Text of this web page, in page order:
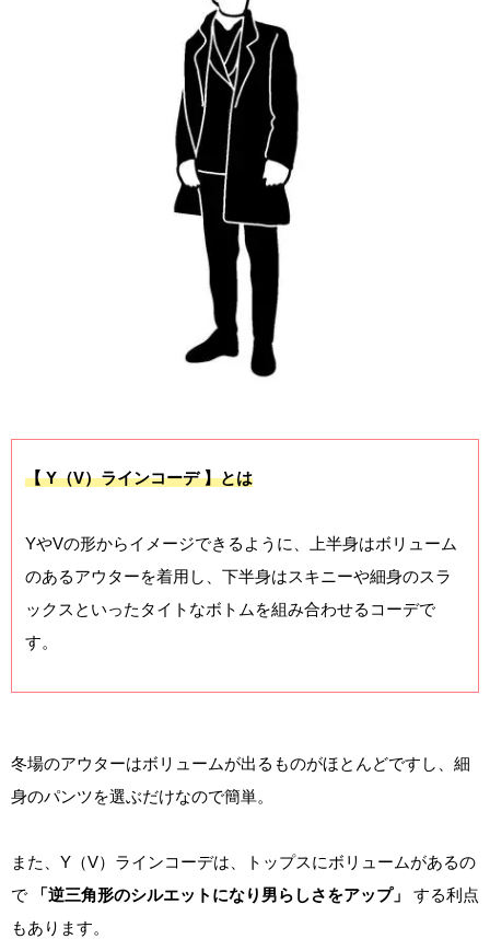
【 Y（V）ラインコーデ 】とは
YやVの形からイメージできるように、上半身はボリューム
のあるアウターを着用し、下半身はスキニーや細身のスラ
ックスといったタイトなボトムを組み合わせるコーデで
す。
冬場のアウターはボリュームが出るものがほとんどですし、細
身のパンツを選ぶだけなので簡単。
また、Y（V）ラインコーデは、トップスにボリュームがあるの
で
「逆三角形のシルエットになり男らしさをアップ」
する利点
もあります。